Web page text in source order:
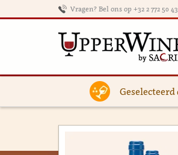
Vragen? Bel ons op +32 2 772 50 43
Geselecteerd